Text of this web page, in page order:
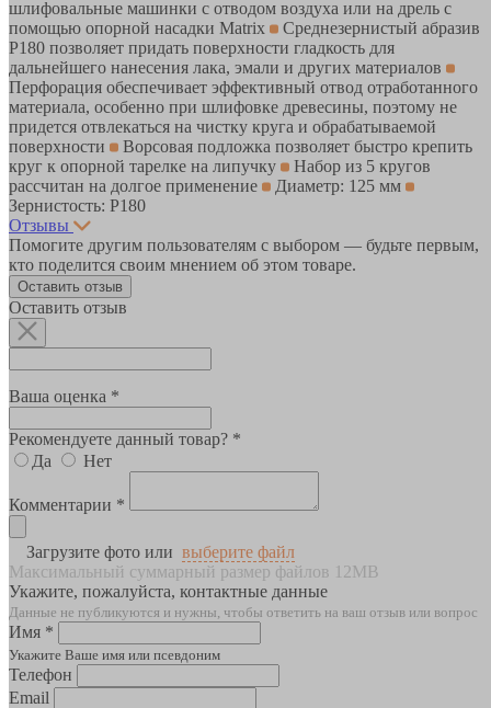
шлифовальные машинки с отводом воздуха или на дрель с
помощью опорной насадки Matrix
Среднезернистый абразив
Р180 позволяет придать поверхности гладкость для
дальнейшего нанесения лака, эмали и других материалов
Перфорация обеспечивает эффективный отвод отработанного
материала, особенно при шлифовке древесины, поэтому не
придется отвлекаться на чистку круга и обрабатываемой
поверхности
Ворсовая подложка позволяет быстро крепить
круг к опорной тарелке на липучку
Набор из 5 кругов
рассчитан на долгое применение
Диаметр: 125 мм
Зернистость: P180
Отзывы
Помогите другим пользователям с выбором — будьте первым,
кто поделится своим мнением об этом товаре.
Оставить отзыв
Оставить отзыв
Ваша оценка *
Рекомендуете данный товар? *
Да
Нет
Комментарии *
Загрузите фото или выберите файл
Максимальный суммарный размер файлов 12MB
Укажите, пожалуйста, контактные данные
Данные не публикуются и нужны, чтобы ответить на ваш отзыв или вопрос
Имя *
Укажите Ваше имя или псевдоним
Телефон
Email